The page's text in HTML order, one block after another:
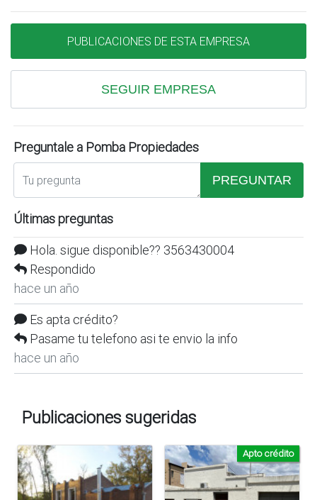
PUBLICACIONES DE ESTA EMPRESA
SEGUIR EMPRESA
Preguntale a Pomba Propiedades
PREGUNTAR
Últimas preguntas
Hola. sigue disponible?? 3563430004
Respondido
hace un año
Es apta crédito?
Pasame tu telefono asi te envio la info
hace un año
Publicaciones sugeridas
Apto crédito